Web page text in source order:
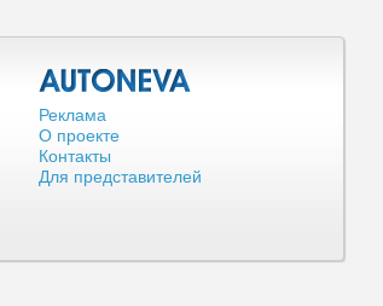
Реклама
О проекте
Контакты
Для представителей